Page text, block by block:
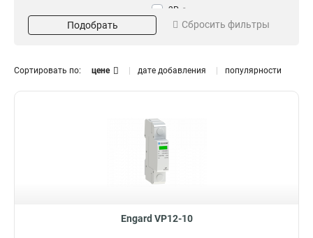
2P 3
1P 3
60kA
40kA 4
Подобрать Сбросить фильтры
Сортировать по: цене дате добавления популярности
Engard VP12-10